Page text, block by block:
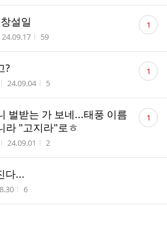
설일
작성시간
24.09.17 조회수
59
댓
글 1
?
작성시간
24.09.04 조회수
5
댓
글 1
벌받는 가 보네...태풍 이름
라 "고지라"로ㅎ
작성시간
24.09.01 조회수
2
댓
글 1
다...
간 조회수
6